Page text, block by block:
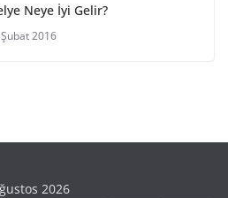
Neye İyi Gelir?
2016
2026